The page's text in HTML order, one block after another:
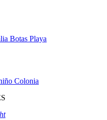
Botas Playa
Colonia